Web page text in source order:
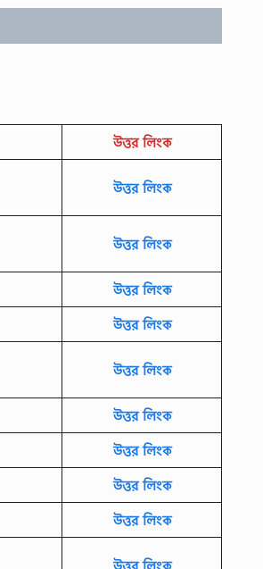
উত্তর লিংক
উত্তর লিংক
উত্তর লিংক
উত্তর লিংক
উত্তর লিংক
উত্তর লিংক
উত্তর লিংক
উত্তর লিংক
উত্তর লিংক
উত্তর লিংক